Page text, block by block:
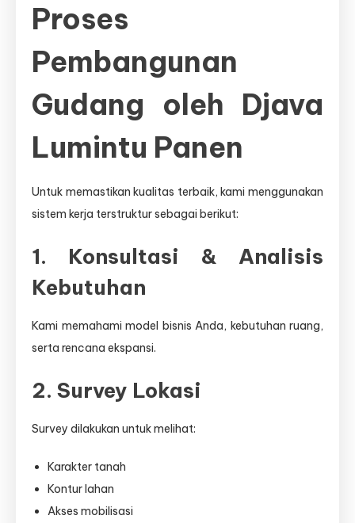
Proses
Pembangunan
Gudang oleh Djava
Lumintu Panen
Untuk memastikan kualitas terbaik, kami menggunakan
sistem kerja terstruktur sebagai berikut:
1. Konsultasi & Analisis
Kebutuhan
Kami memahami model bisnis Anda, kebutuhan ruang,
serta rencana ekspansi.
2. Survey Lokasi
Survey dilakukan untuk melihat:
Karakter tanah
Kontur lahan
Akses mobilisasi